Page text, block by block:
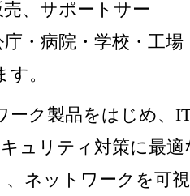
、サポートサー
・病院・学校・工場
。
ク製品をはじめ、
ュリティ対策に最適
ネットワークを可